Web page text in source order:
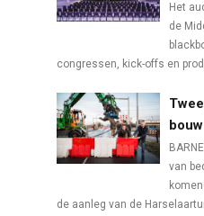
Het
de
congressen, kick-offs en
van
de aanleg van de